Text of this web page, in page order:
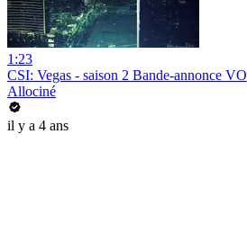
1:23
CSI: Vegas - saison 2 Bande-annonce VO
Allociné
il y a 4 ans